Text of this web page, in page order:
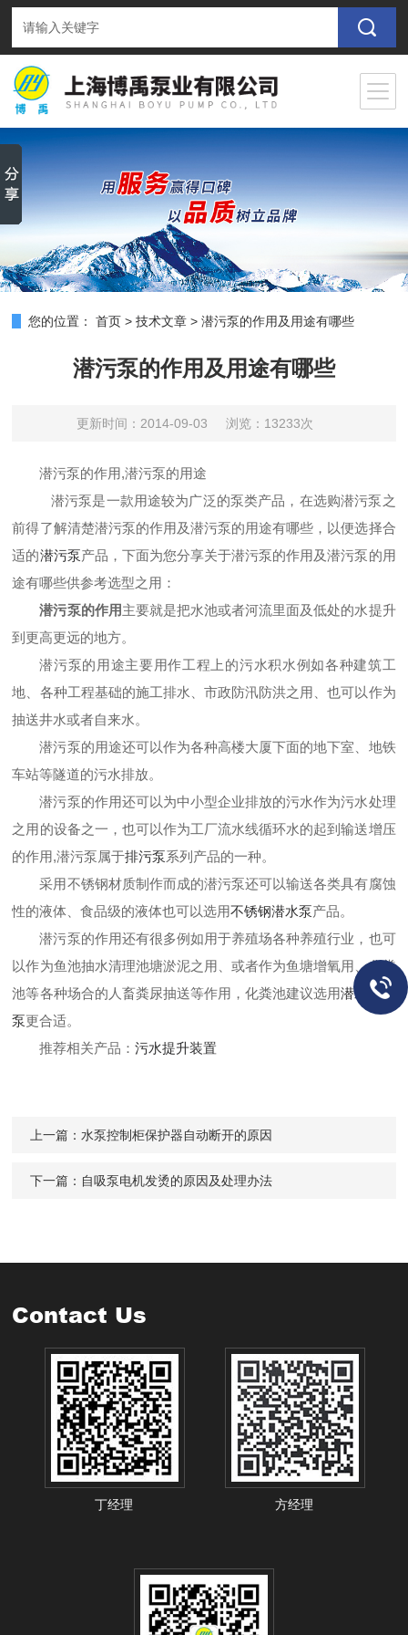
您的位置： 首页 >技术文章 >潜污泵的作用及用途有哪些
潜污泵的作用及用途有哪些
更新时间：2014-09-03 浏览：13233次
潜污泵的作用,潜污泵的用途
潜污泵是一款用途较为广泛的泵类产品，在选购潜污泵之
前得了解清楚潜污泵的作用及潜污泵的用途有哪些，以便选择合
适的潜污泵产品，下面为您分享关于潜污泵的作用及潜污泵的用
途有哪些供参考选型之用：
潜污泵的作用主要就是把水池或者河流里面及低处的水提升
到更高更远的地方。
潜污泵的用途主要用作工程上的污水积水例如各种建筑工
地、各种工程基础的施工排水、市政防汛防洪之用、也可以作为
抽送井水或者自来水。
潜污泵的用途还可以作为各种高楼大厦下面的地下室、地铁
车站等隧道的污水排放。
潜污泵的作用还可以为中小型企业排放的污水作为污水处理
之用的设备之一，也可以作为工厂流水线循环水的起到输送增压
的作用,潜污泵属于排污泵系列产品的一种。
采用不锈钢材质制作而成的潜污泵还可以输送各类具有腐蚀
性的液体、食品级的液体也可以选用不锈钢潜水泵产品。
潜污泵的作用还有很多例如用于养殖场各种养殖行业，也可
以作为鱼池抽水清理池塘淤泥之用、或者作为鱼塘增氧用、化粪
池等各种场合的人畜粪尿抽送等作用，化粪池建议选用潜水切割
泵更合适。
推荐相关产品：污水提升装置
上一篇：水泵控制柜保护器自动断开的原因
下一篇： 自吸泵电机发烫的原因及处理办法
Contact Us
丁经理 方经理